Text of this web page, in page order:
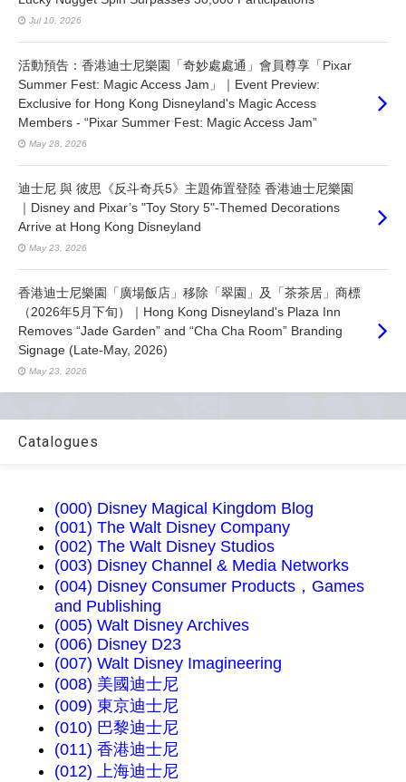
Jul 10, 2026
活動預告：香港迪士尼樂園「奇妙處處通」會員尊享「Pixar
Summer Fest: Magic Access Jam」｜Event Preview:
Exclusive for Hong Kong Disneyland's Magic Access
Members - “Pixar Summer Fest: Magic Access Jam”
May 28, 2026
迪士尼 與 彼思《反斗奇兵5》主題佈置登陸 香港迪士尼樂園
｜Disney and Pixar’s "Toy Story 5"-Themed Decorations
Arrive at Hong Kong Disneyland
May 23, 2026
香港迪士尼樂園「廣場飯店」移除「翠園」及「茶茶居」商標
（2026年5月下旬）｜Hong Kong Disneyland's Plaza Inn
Removes “Jade Garden” and “Cha Cha Room” Branding
Signage (Late-May, 2026)
May 23, 2026
Catalogues
(000) Disney Magical Kingdom Blog
(001) The Walt Disney Company
(002) The Walt Disney Studios
(003) Disney Channel & Media Networks
(004) Disney Consumer Products，Games
and Publishing
(005) Walt Disney Archives
(006) Disney D23
(007) Walt Disney Imagineering
(008) 美國迪士尼
(009) 東京迪士尼
(010) 巴黎迪士尼
(011) 香港迪士尼
(012) 上海迪士尼